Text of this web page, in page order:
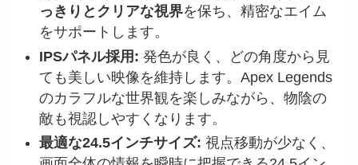
っきりとクリアな視界を保ち、精密なエイム
をサポートします。
IPSパネル採用: 発色が良く、どの角度から見
ても美しい映像を維持します。Apex Legends
のカラフルな世界観を楽しみながら、物陰の
敵も視認しやすくなります。
最適な24.5インチサイズ: 視点移動が少なく、